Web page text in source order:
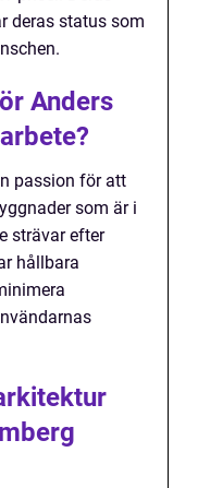
deras status som
Anders
passion för att
som är i
strävar efter
hållbara